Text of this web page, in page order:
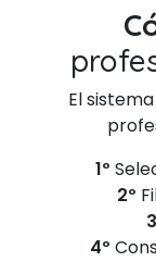
El
1º
2º
4º